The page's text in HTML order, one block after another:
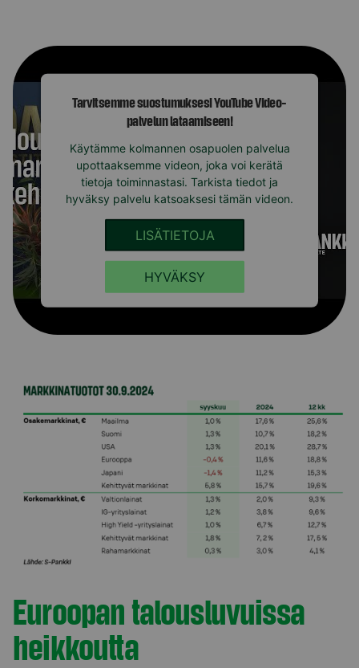
Tarvitsemme suostumuksesi YouTube Video-
palvelun lataamiseen!
Käytämme kolmannen osapuolen palvelua
upottaaksemme videon, joka voi kerätä
tietoja toiminnastasi. Tarkista tiedot ja
hyväksy palvelu katsoaksesi tämän videon.
LISÄTIETOJA
HYVÄKSY
Euroopan talousluvuissa
heikkoutta